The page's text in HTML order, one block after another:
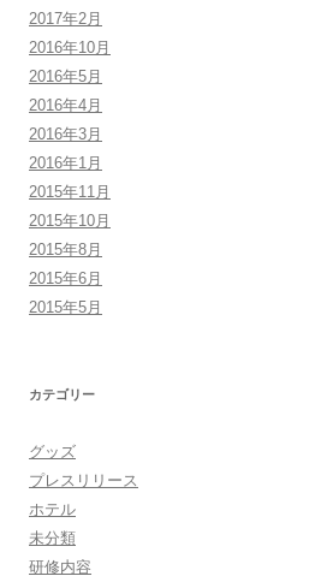
2017年2月
2016年10月
2016年5月
2016年4月
2016年3月
2016年1月
2015年11月
2015年10月
2015年8月
2015年6月
2015年5月
カテゴリー
グッズ
プレスリリース
ホテル
未分類
研修内容